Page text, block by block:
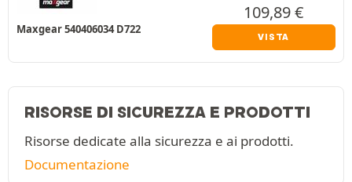
Maxgear 540406034 D722
109,89€
VISTA
RISORSE DI SICUREZZA E PRODOTTI
Risorse dedicate alla sicurezza e ai prodotti.
Documentazione